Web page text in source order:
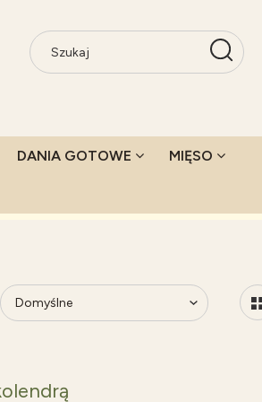
DANIA GOTOWE MIĘSO